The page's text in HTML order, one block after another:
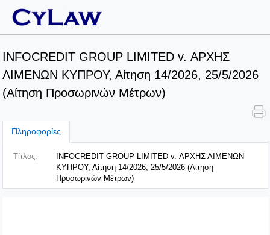
INFOCREDIT GROUP LIMITED v. ΑΡΧΗΣ
ΛΙΜΕΝΩΝ ΚΥΠΡΟΥ, Αίτηση 14/2026, 25/5/2026
(Αίτηση Προσωρινών Μέτρων)
Πληροφορίες
Τίτλος:
INFOCREDIT GROUP LIMITED v. ΑΡΧΗΣ ΛΙΜΕΝΩΝ
ΚΥΠΡΟΥ, Αίτηση 14/2026, 25/5/2026 (Αίτηση
Προσωρινών Μέτρων)